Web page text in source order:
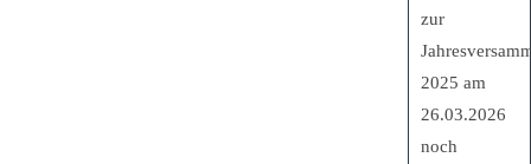
zur
2025 am
26.03.2026
noch